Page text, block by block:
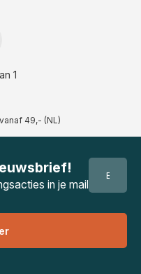
1
49,- (NL)
in je mail